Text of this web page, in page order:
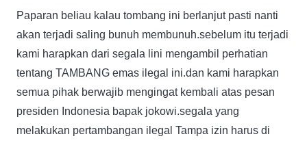
Paparan beliau kalau tombang ini berlanjut pasti nanti
akan terjadi saling bunuh membunuh.sebelum itu terjadi
kami harapkan dari segala lini mengambil perhatian
tentang TAMBANG emas ilegal ini.dan kami harapkan
semua pihak berwajib mengingat kembali atas pesan
presiden Indonesia bapak jokowi.segala yang
melakukan pertambangan ilegal Tampa izin harus di